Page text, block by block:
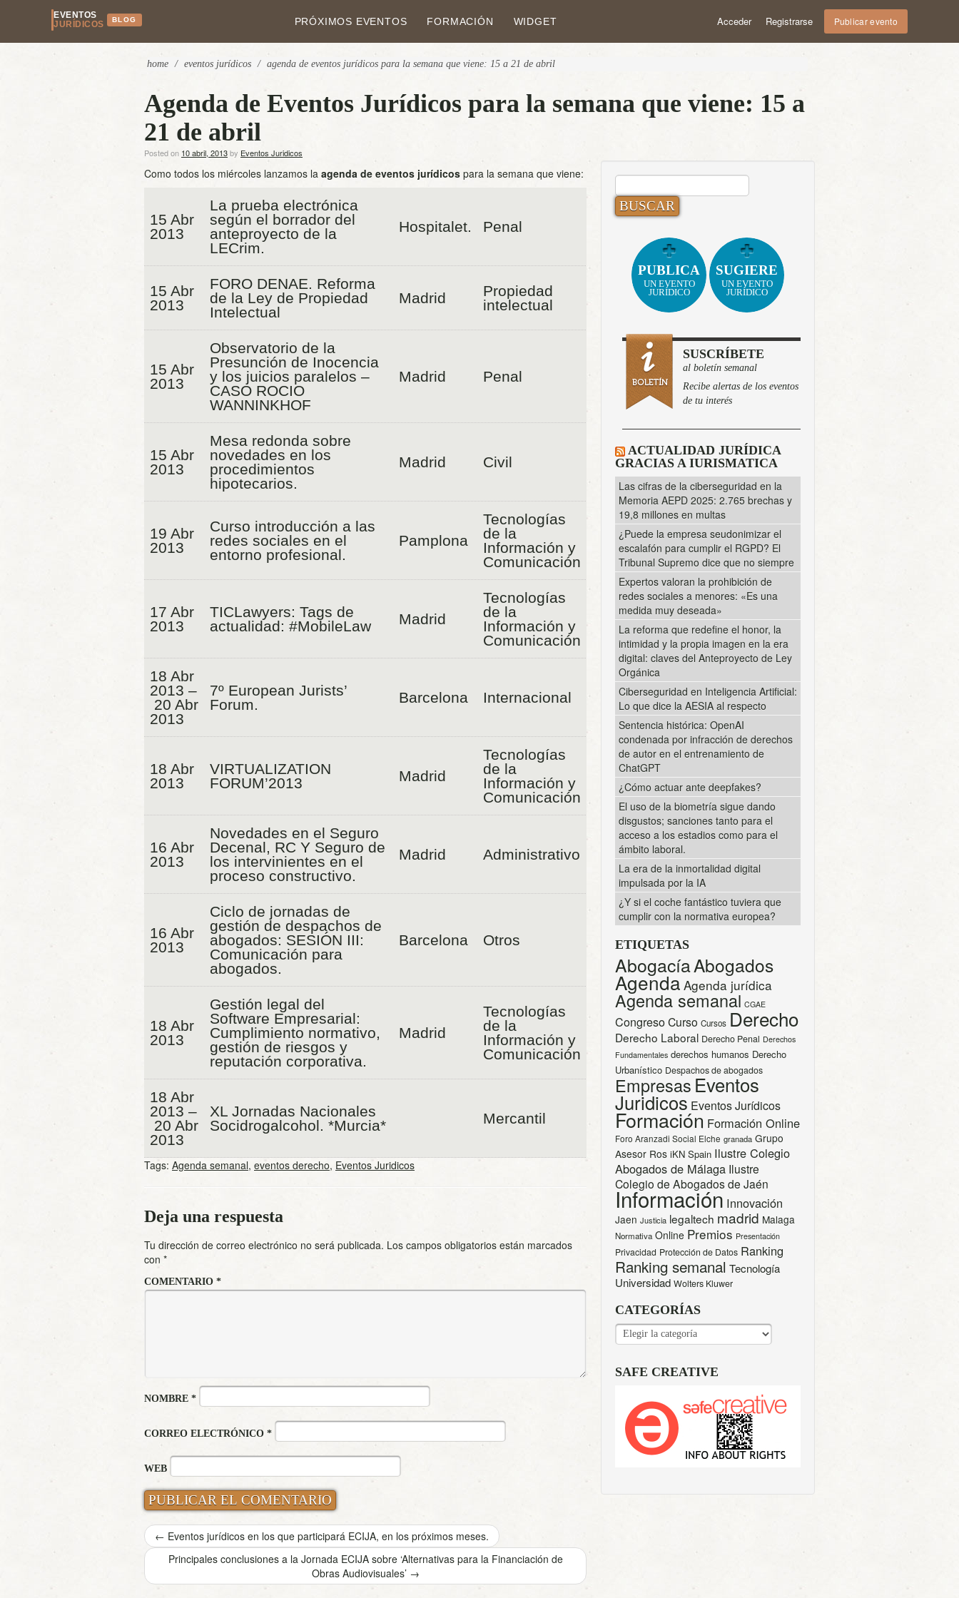
EVENTOS
JURÍDICOS
BLOG PRÓXIMOS EVENTOS FORMACIÓN WIDGET Acceder Registrarse Publicar evento
home / eventos jurídicos / agenda de eventos jurídicos para la semana que viene: 15 a 21 de abril
Agenda de Eventos Jurídicos para la semana que viene: 15 a
21 de abril
Posted on 10 abril, 2013by Eventos Juridicos
Como todos los miércoles lanzamos la agenda de eventos jurídicos para la semana que viene:
15 Abr
2013
La prueba electrónica
según el borrador del
anteproyecto de la
LECrim.
Hospitalet. Penal
15 Abr
2013
FORO DENAE. Reforma
de la Ley de Propiedad
Intelectual
Madrid
Propiedad
intelectual
15 Abr
2013
Observatorio de la
Presunción de Inocencia
y los juicios paralelos –
CASO ROCIO
WANNINKHOF
Madrid Penal
15 Abr
2013
Mesa redonda sobre
novedades en los
procedimientos
hipotecarios.
Madrid Civil
19 Abr
2013
Curso introducción a las
redes sociales en el
entorno profesional.
Pamplona
Tecnologías
de la
Información y
Comunicación
17 Abr
2013
TICLawyers: Tags de
actualidad: #MobileLaw
Madrid
Tecnologías
de la
Información y
Comunicación
18 Abr
2013 –
20 Abr
2013
7º European Jurists’
Forum.
Barcelona Internacional
18 Abr
2013
VIRTUALIZATION
FORUM’2013
Madrid
Tecnologías
de la
Información y
Comunicación
16 Abr
2013
Novedades en el Seguro
Decenal, RC Y Seguro de
los intervinientes en el
proceso constructivo.
Madrid Administrativo
16 Abr
2013
Ciclo de jornadas de
gestión de despachos de
abogados: SESIÓN III:
Comunicación para
abogados.
Barcelona Otros
18 Abr
2013
Gestión legal del
Software Empresarial:
Cumplimiento normativo,
gestión de riesgos y
reputación corporativa.
Madrid
Tecnologías
de la
Información y
Comunicación
18 Abr
2013 –
20 Abr
2013
XL Jornadas Nacionales
Socidrogalcohol. *Murcia*
Mercantil
Tags: Agenda semanal, eventos derecho, Eventos Juridicos
Deja una respuesta
Tu dirección de correo electrónico no será publicada. Los campos obligatorios están marcados
con *
COMENTARIO *
NOMBRE *
CORREO ELECTRÓNICO *
WEB
← Eventos jurídicos en los que participará ECIJA, en los próximos meses.
Principales conclusiones a la Jornada ECIJA sobre ‘Alternativas para la Financiación de
Obras Audiovisuales’ →
BUSCAR:
PUBLICA
UN EVENTO
JURÍDICO
SUGIERE
UN EVENTO
JURÍDICO
SUSCRÍBETE
al boletín semanal
Recibe alertas de los eventos
de tu interés
ACTUALIDAD JURÍDICA
GRACIAS A IURISMATICA
Las cifras de la ciberseguridad en la
Memoria AEPD 2025: 2.765 brechas y
19,8 millones en multas
¿Puede la empresa seudonimizar el
escalafón para cumplir el RGPD? El
Tribunal Supremo dice que no siempre
Expertos valoran la prohibición de
redes sociales a menores: «Es una
medida muy deseada»
La reforma que redefine el honor, la
intimidad y la propia imagen en la era
digital: claves del Anteproyecto de Ley
Orgánica
Ciberseguridad en Inteligencia Artificial:
Lo que dice la AESIA al respecto
Sentencia histórica: OpenAI
condenada por infracción de derechos
de autor en el entrenamiento de
ChatGPT
¿Cómo actuar ante deepfakes?
El uso de la biometría sigue dando
disgustos; sanciones tanto para el
acceso a los estadios como para el
ámbito laboral.
La era de la inmortalidad digital
impulsada por la IA
¿Y si el coche fantástico tuviera que
cumplir con la normativa europea?
ETIQUETAS
AbogacíaAbogados
Agenda Agenda jurídica
Agenda semanal CGAE
CongresoCurso Cursos Derecho
Derecho Laboral Derecho Penal Derechos
Fundamentales derechos humanos Derecho
Urbanístico Despachos de abogados
Empresas Eventos
Juridicos Eventos Jurídicos
Formación Formación Online
Foro Aranzadi Social Elche granada Grupo
Asesor Ros iKN Spain Ilustre Colegio
Abogados de Málaga Ilustre
Colegio de Abogados de Jaén
Información Innovación
Jaen Justicia legaltech madrid Malaga
Normativa Online Premios Presentación
Privacidad Protección de Datos Ranking
Ranking semanal Tecnología
Universidad Wolters Kluwer
CATEGORÍAS
CATEGORÍAS
SAFE CREATIVE